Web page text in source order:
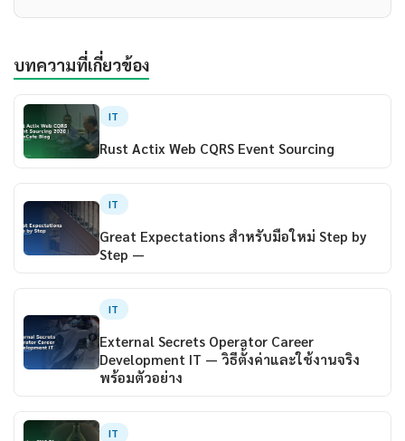
บทความที่เกี่ยวข้อง
IT
Rust Actix Web CQRS Event Sourcing
IT
Great Expectations สำหรับมือใหม่ Step by
Step —
IT
External Secrets Operator Career
Development IT — วิธีตั้งค่าและใช้งานจริง
พร้อมตัวอย่าง
IT